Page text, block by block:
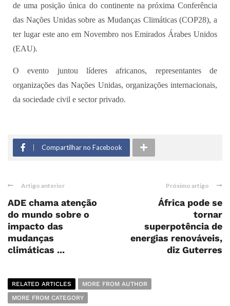
de uma posição única do continente na próxima Conferência
das Nações Unidas sobre as Mudanças Climáticas (COP28), a
ter lugar este ano em Novembro nos Emirados Árabes Unidos
(EAU).
O evento juntou líderes africanos, representantes de
organizações das Nações Unidas, organizações internacionais,
da sociedade civil e sector privado.
Compartilhar no Facebook
Artigo anterior
ADE chama atenção
do mundo sobre o
impacto das
mudanças
climáticas ...
Próximo artigo
África pode se
tornar
superpotência de
energias renováveis,
diz Guterres
RELATED ARTICLES
MORE FROM AUTHOR
MORE FROM CATEGORY